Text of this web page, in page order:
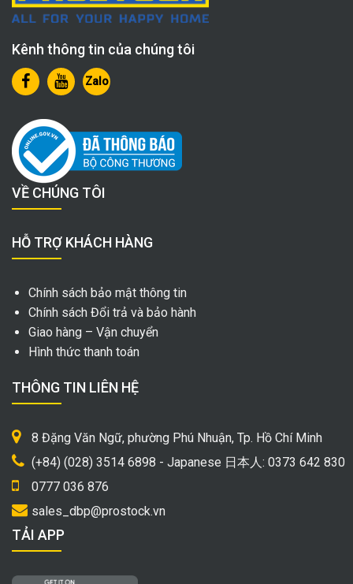
Kênh thông tin của chúng tôi
Zalo
VỀ CHÚNG TÔI
HỖ TRỢ KHÁCH HÀNG
Chính sách bảo mật thông tin
Chính sách Đổi trả và bảo hành
Giao hàng – Vận chuyển
Hình thức thanh toán
THÔNG TIN LIÊN HỆ
8 Đặng Văn Ngữ, phường Phú Nhuận, Tp. Hồ Chí Minh
(+84) (028) 3514 6898 - Japanese 日本人: 0373 642 830
0777 036 876
sales_dbp@prostock.vn
TẢI APP